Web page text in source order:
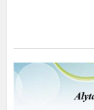
Pirmojo
atsiskaitymas